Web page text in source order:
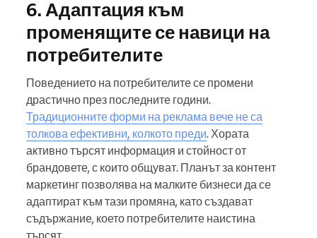
6. Адаптация към
променящите се навици на
потребителите
Поведението на потребителите се промени
драстично през последните години.
Традиционните форми на реклама вече не са
толкова ефективни, колкото преди. Хората
активно търсят информация и стойност от
брандовете, с които общуват. Планът за контент
маркетинг позволява на малките бизнеси да се
адаптират към тази промяна, като създават
съдържание, което потребителите наистина